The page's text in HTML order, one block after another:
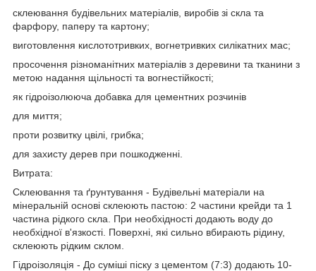
склеювання будівельних матеріалів, виробів зі скла та
фарфору, паперу та картону;
виготовлення кислототривких, вогнетривких силікатних мас;
просочення різноманітних матеріалів з деревини та тканини з
метою надання щільності та вогнестійкості;
як гідроізолююча добавка для цементних розчинів
для миття;
проти розвитку цвілі, грибка;
для захисту дерев при пошкодженні.
Витрата:
Склеювання та ґрунтування - Будівельні матеріали на
мінеральній основі склеюють пастою: 2 частини крейди та 1
частина рідкого скла. При необхідності додають воду до
необхідної в'язкості. Поверхні, які сильно вбирають рідину,
склеюють рідким склом.
Гідроізоляція - До суміші піску з цементом (7:3) додають 10-